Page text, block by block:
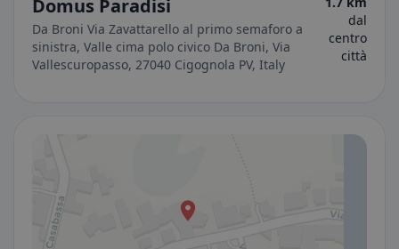
Domus Paradisi
Da Broni Via Zavattarello al primo semaforo a
sinistra, Valle cima polo civico Da Broni, Via
Vallescuropasso, 27040 Cigognola PV, Italy
dal
centro
città